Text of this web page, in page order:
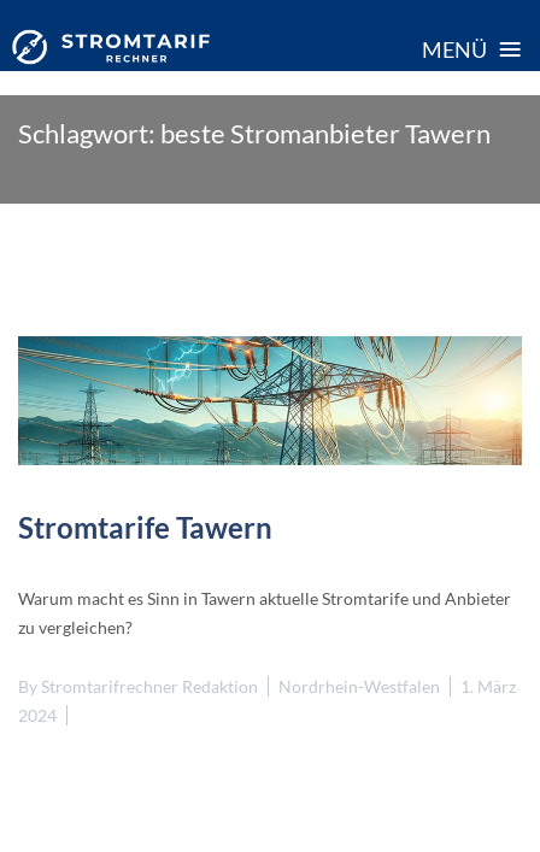
MENÜ ≡
Schlagwort: beste Stromanbieter Tawern
Stromtarife Tawern
Warum macht es Sinn in Tawern aktuelle Stromtarife und Anbieter
zu vergleichen?
By Stromtarifrechner Redaktion Nordrhein-Westfalen
1. März
2024